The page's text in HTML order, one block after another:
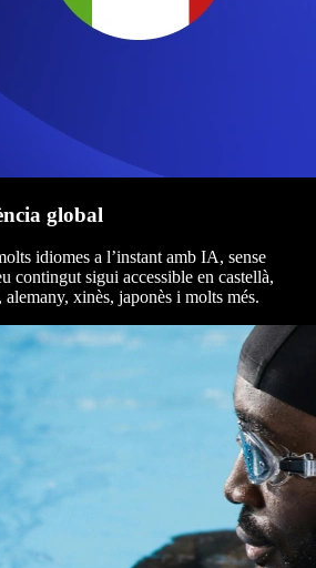
global
idiomes a l’instant amb IA, sense
contingut sigui accessible en castellà,
xinès, japonès i molts més.